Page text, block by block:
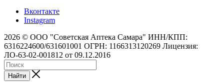
Вконтакте
Instagram
2026 © ООО "Советская Аптека Самара" ИНН/КПП:
6316224600/631601001 ОГРН: 1166313120269 Лицензия:
ЛО-63-02-001812 от 09.12.2016
Найти